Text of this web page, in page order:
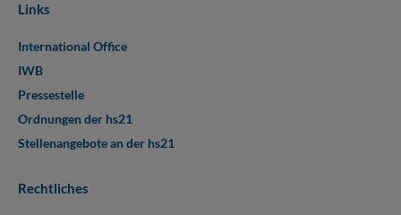
Links
International Office
IWB
Pressestelle
Ordnungen der hs21
Stellenangebote an der hs21
Rechtliches